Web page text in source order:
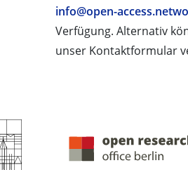
info@open-
Verfügung. Alternativ
unser Kontaktformular